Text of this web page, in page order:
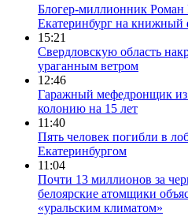
Блогер-миллионник Роман
Екатеринбург на книжный
15:21
Свердловскую область
ураганным ветром
12:46
Гаражный мефедронщик из
колонию на 15 лет
11:40
Пять человек погибли в
Екатеринбургом
11:04
Почти 13 миллионов за
белоярские атомщики
«уральским климатом»